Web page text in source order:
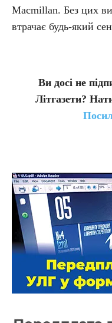
Macmillan. Без цих
втрачає будь-який
Ви досі не
Літгазети?